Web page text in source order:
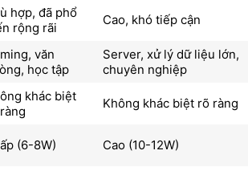
hợp, đã phổ
rộng rãi
Cao, khó tiếp cận
văn
học tập
Server, xử lý dữ liệu lớn,
chuyên nghiệp
khác biệt
Không khác biệt rõ ràng
(6-8W) Cao (10-12W)